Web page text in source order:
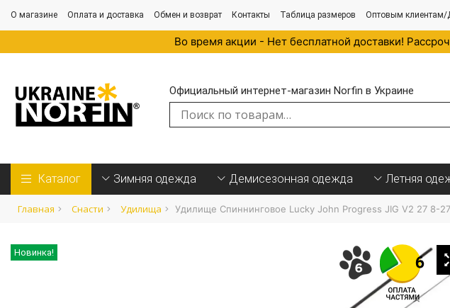
О магазине Оплата и доставка Обмен и возврат Контакты Таблица размеров Оптовым
Во время акции - Нет бесплатной доставки!
Официальный интернет-магазин Norfin в Украине
Искать:
Каталог Зимняя одежда Демисезонная одежда Летняя
Главная Cнасти Удилища Удилище Спиннинговое Lucky John Progress JIG V2 27 8-
Новинка!